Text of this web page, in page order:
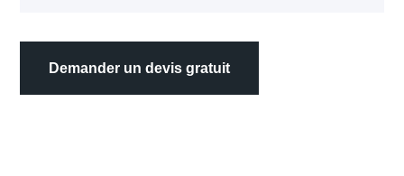
Demander un devis gratuit